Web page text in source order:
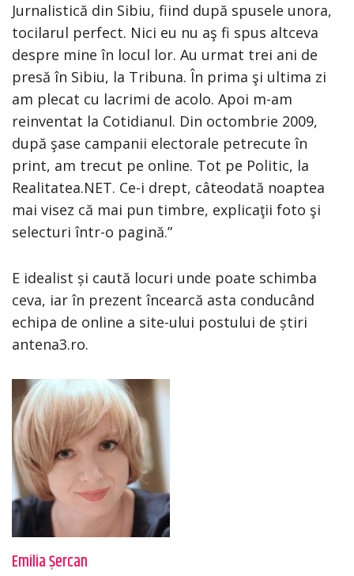
Jurnalistică din Sibiu, fiind după spusele unora,
tocilarul perfect. Nici eu nu aş fi spus altceva
despre mine în locul lor. Au urmat trei ani de
presă în Sibiu, la Tribuna. În prima şi ultima zi
am plecat cu lacrimi de acolo. Apoi m-am
reinventat la Cotidianul. Din octombrie 2009,
după şase campanii electorale petrecute în
print, am trecut pe online. Tot pe Politic, la
Realitatea.NET. Ce-i drept, câteodată noaptea
mai visez că mai pun timbre, explicaţii foto şi
selecturi într-o pagină.”
E idealist și caută locuri unde poate schimba
ceva, iar în prezent încearcă asta conducând
echipa de online a site-ului postului de știri
antena3.ro.
Emilia Șercan